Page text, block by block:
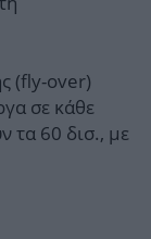
(fly-over)
σε κάθε
τα 60 δισ., με